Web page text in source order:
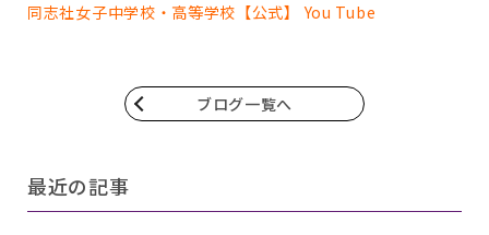
同志社女子中学校・高等学校【公式】 You Tube
ブログ一覧へ
最近の記事